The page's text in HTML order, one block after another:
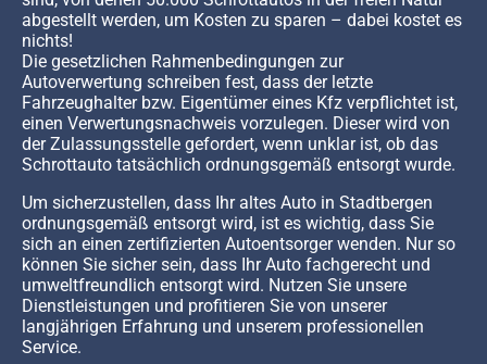
abgestellt werden, um Kosten zu sparen – dabei kostet es
nichts!
Die gesetzlichen Rahmenbedingungen zur
Autoverwertung schreiben fest, dass der letzte
Fahrzeughalter bzw. Eigentümer eines Kfz verpflichtet ist,
einen Verwertungsnachweis vorzulegen. Dieser wird von
der Zulassungsstelle gefordert, wenn unklar ist, ob das
Schrottauto tatsächlich ordnungsgemäß entsorgt wurde.
Um sicherzustellen, dass Ihr altes Auto in Stadtbergen
ordnungsgemäß entsorgt wird, ist es wichtig, dass Sie
sich an einen zertifizierten Autoentsorger wenden. Nur so
können Sie sicher sein, dass Ihr Auto fachgerecht und
umweltfreundlich entsorgt wird. Nutzen Sie unsere
Dienstleistungen und profitieren Sie von unserer
langjährigen Erfahrung und unserem professionellen
Service.